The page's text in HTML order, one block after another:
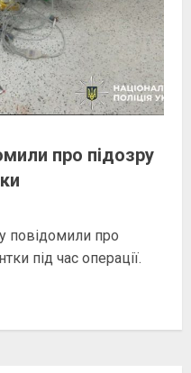
про підозру
повідомили про
під час операції.